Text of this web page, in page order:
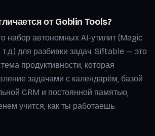
от Goblin Tools?
набор автономных AI-утилит (Magic
для разбивки задач. Siftable — это
продуктивности, которая
задачами с календарём, базой
CRM и постоянной памятью,
учится, как ты работаешь.